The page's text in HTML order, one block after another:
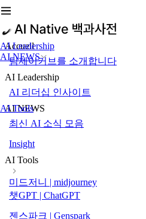
AI Leadership
AI NEWS
AI Tools
Accueil
팀제이커브를 소개합니다
AI Leadership
AI 리더십 인사이트
AI NEWS
최신 AI 소식 모음
Insight
AI Tools
미드저니 | midjourney
챗GPT | ChatGPT
젠스파크 | Genspark